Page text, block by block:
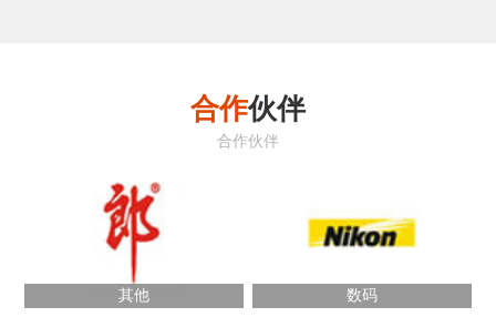
合作伙伴
合作伙伴
其他 数码